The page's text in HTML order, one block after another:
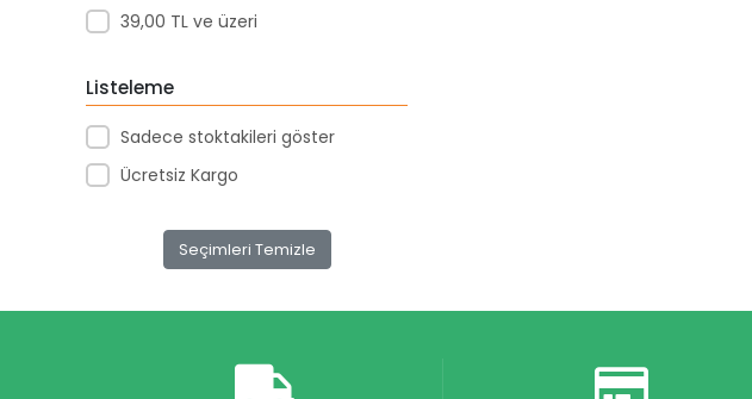
Akademi Denizi Yayınları
Akçağ Yayınları
Aktive Oyuncak
Akvaryum Yayınları
39,00 TL ve üzeri
Listeleme
Sadece stoktakileri göster
Ücretsiz Kargo
Seçimleri Temizle